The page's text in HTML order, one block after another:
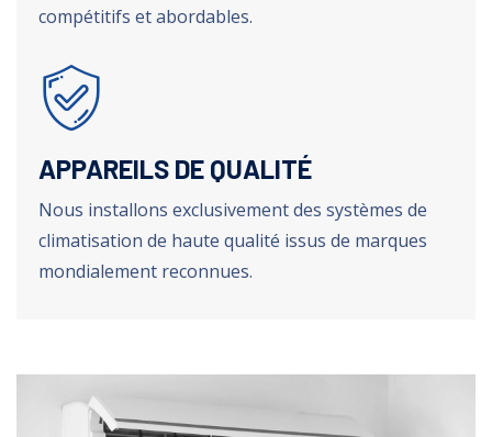
compétitifs et abordables.
APPAREILS DE QUALITÉ
Nous installons exclusivement des systèmes de
climatisation de haute qualité issus de marques
mondialement reconnues.